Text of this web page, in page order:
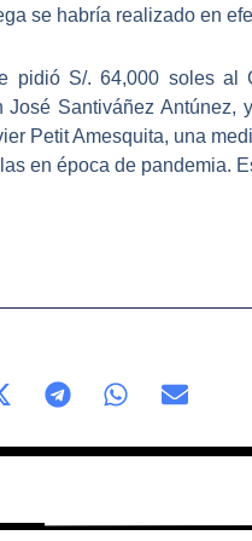
se habría realizado en
pidió S/. 64,000 soles
Santiváñez
Petit Amesquita, una
en época de pandemia.